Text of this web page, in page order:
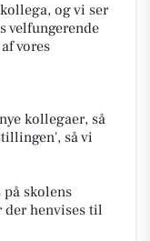
og vi ser
velfungerende
vores
kollegaer, så
så vi
skolens
der henvises til